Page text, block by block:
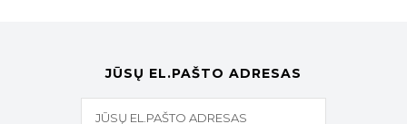
JŪSŲ EL.PAŠTO ADRESAS